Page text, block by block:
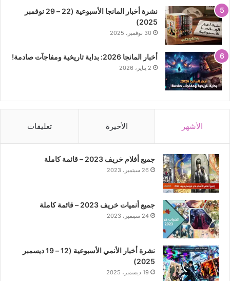
نشرة أخبار المانجا الأسبوعية (22 – 29 نوفمبر
2025)
30 نوفمبر، 2025
أخبار المانجا 2026: بداية تاريخية ومفاجآت صادمة!
2 يناير، 2026
الأشهر الأخيرة تعليقات
جميع أفلام خريف 2023 – قائمة كاملة
26 سبتمبر، 2023
جميع أنميات خريف 2023 – قائمة كاملة
24 سبتمبر، 2023
نشرة أخبار الأنمي الأسبوعية (12 – 19 ديسمبر
2025)
19 ديسمبر، 2025